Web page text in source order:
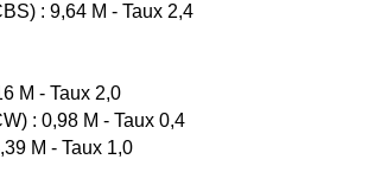
: 9,64 M - Taux 2,4
M - Taux 2,0
: 0,98 M - Taux 0,4
M - Taux 1,0